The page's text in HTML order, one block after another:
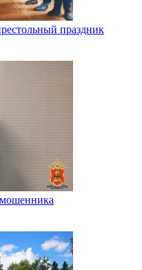
праздник